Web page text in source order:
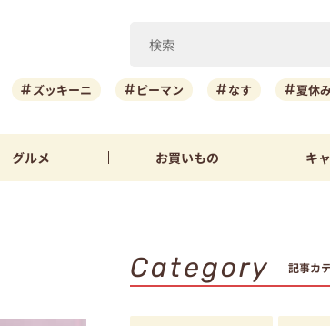
ズッキーニ ピーマン なす 夏休
グルメ お買いもの キ
Category 記事カ